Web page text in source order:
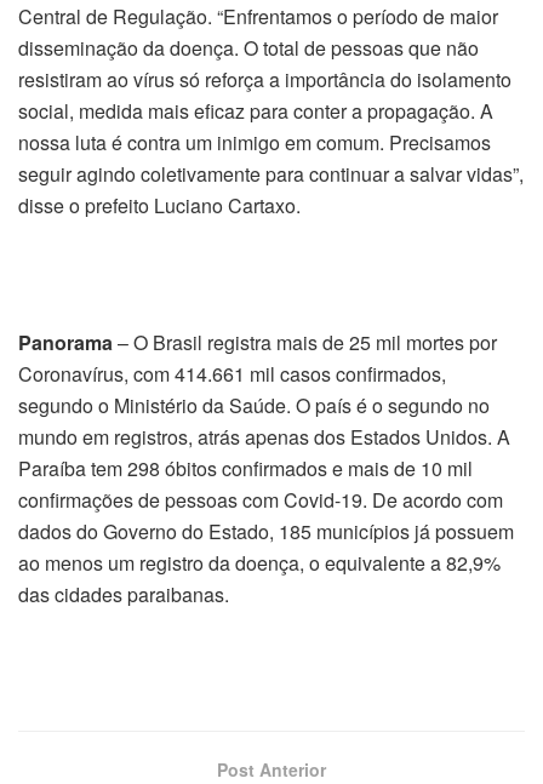
Central de Regulação. “Enfrentamos o período de maior
disseminação da doença. O total de pessoas que não
resistiram ao vírus só reforça a importância do isolamento
social, medida mais eficaz para conter a propagação. A
nossa luta é contra um inimigo em comum. Precisamos
seguir agindo coletivamente para continuar a salvar vidas”,
disse o prefeito Luciano Cartaxo.
Panorama– O Brasil registra mais de 25 mil mortes por
Coronavírus, com 414.661 mil casos confirmados,
segundo o Ministério da Saúde. O país é o segundo no
mundo em registros, atrás apenas dos Estados Unidos. A
Paraíba tem 298 óbitos confirmados e mais de 10 mil
confirmações de pessoas com Covid-19. De acordo com
dados do Governo do Estado, 185 municípios já possuem
ao menos um registro da doença, o equivalente a 82,9%
das cidades paraibanas.
Post Anterior